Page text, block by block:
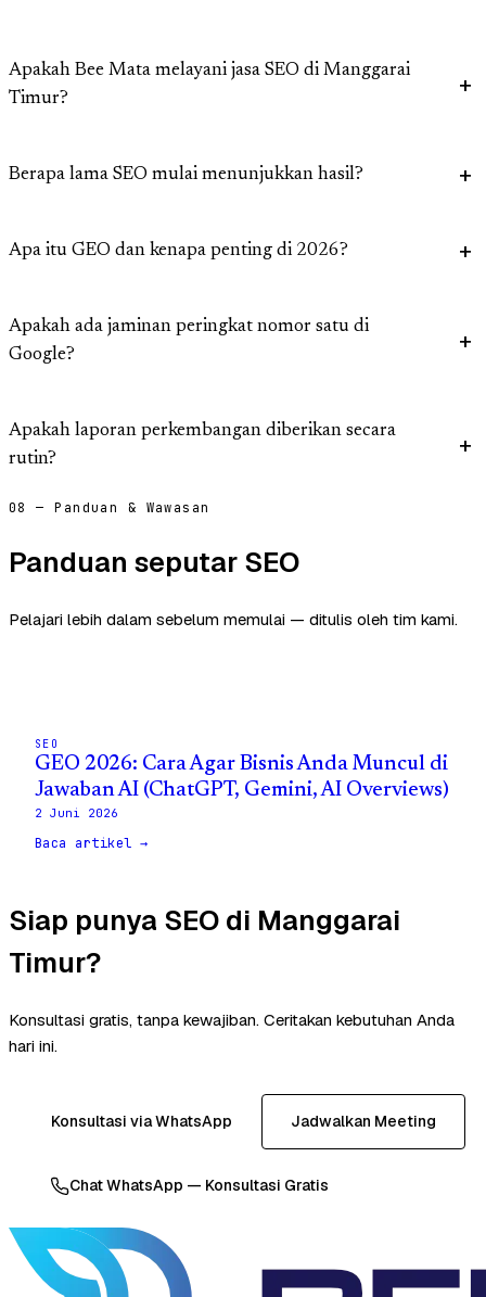
Apakah Bee Mata melayani jasa SEO di Manggarai
Timur?
Berapa lama SEO mulai menunjukkan hasil?
Apa itu GEO dan kenapa penting di 2026?
Apakah ada jaminan peringkat nomor satu di
Google?
Apakah laporan perkembangan diberikan secara
rutin?
08 — Panduan & Wawasan
Panduan seputar SEO
Pelajari lebih dalam sebelum memulai — ditulis oleh tim kami.
SEO
GEO 2026: Cara Agar Bisnis Anda Muncul di
Jawaban AI (ChatGPT, Gemini, AI Overviews)
2 Juni 2026
Baca artikel →
Siap punya SEO di Manggarai
Timur?
Konsultasi gratis, tanpa kewajiban. Ceritakan kebutuhan Anda
hari ini.
Konsultasi via WhatsApp Jadwalkan Meeting
Chat WhatsApp — Konsultasi Gratis